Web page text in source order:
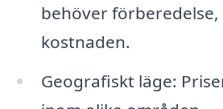
behöver
kostnaden.
Geografiskt läge: